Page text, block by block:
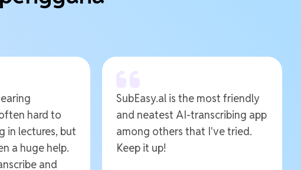
hard to
in lectures, but
a huge help.
and
SubEasy.al is the most friendly
and neatest AI-transcribing app
among others that I've tried.
Keep it up!